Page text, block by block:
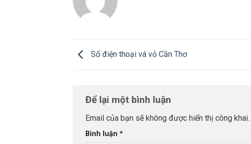
Số điện thoại vá vỏ Cần Thơ
Để lại một bình luận
Email của bạn sẽ không được hiển thị công khai.
Bình luận *